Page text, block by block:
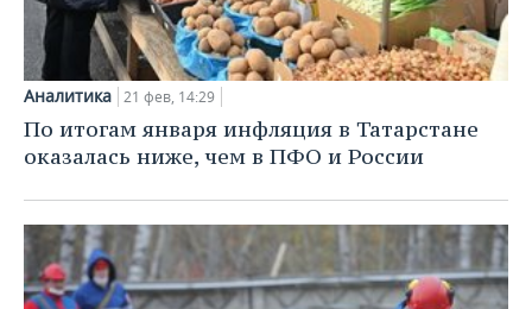
ХОККЕЙ С МЯЧОМ
ПРОИСШЕСТВИЯ
Аналитика 21 фев, 14:29
По итогам января инфляция в Татарстане
оказалась ниже, чем в ПФО и России